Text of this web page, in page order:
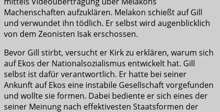
Machenschaften aufzuklären. Melakon schießt auf Gill
und verwundet ihn tödlich. Er selbst wird augenblicklich
von dem Zeonisten Isak erschossen.
Bevor Gill stirbt, versucht er Kirk zu erklären, warum sich
auf Ekos der Nationalsozialismus entwickelt hat. Gill
selbst ist dafür verantwortlich. Er hatte bei seiner
Ankunft auf Ekos eine instabile Gesellschaft vorgefunden
und wollte sie formen. Dabei bediente er sich eines der
seiner Meinung nach effektivesten Staatsformen der